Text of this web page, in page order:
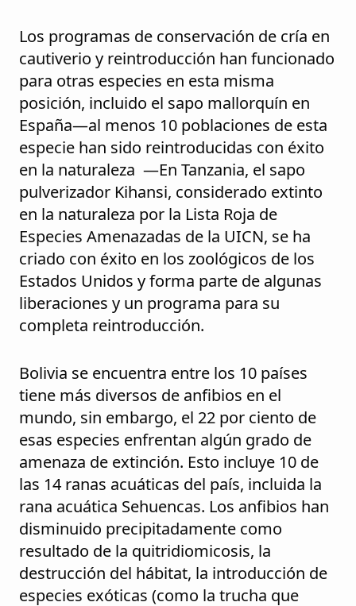
Los programas de conservación de cría en
cautiverio y reintroducción han funcionado
para otras especies en esta misma
posición, incluido el sapo mallorquín en
España—al menos 10 poblaciones de esta
especie han sido reintroducidas con éxito
en la naturaleza —En Tanzania, el sapo
pulverizador Kihansi, considerado extinto
en la naturaleza por la Lista Roja de
Especies Amenazadas de la UICN, se ha
criado con éxito en los zoológicos de los
Estados Unidos y forma parte de algunas
liberaciones y un programa para su
completa reintroducción.
Bolivia se encuentra entre los 10 países
tiene más diversos de anfibios en el
mundo, sin embargo, el 22 por ciento de
esas especies enfrentan algún grado de
amenaza de extinción. Esto incluye 10 de
las 14 ranas acuáticas del país, incluida la
rana acuática Sehuencas. Los anfibios han
disminuido precipitadamente como
resultado de la quitridiomicosis, la
destrucción del hábitat, la introducción de
especies exóticas (como la trucha que